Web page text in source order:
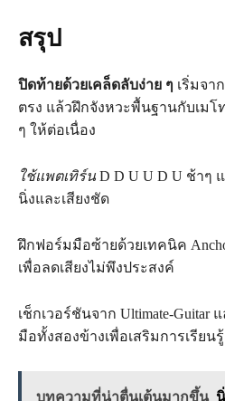
สรุป
ปิดท้ายด้วยเคล็ดลับง่าย ๆ เริ่มจา
ตรง แล้วฝึกจังหวะพื้นฐานกับเม
ๆ ให้ต่อเนื่อง
ใช้แพตเทิร์น D D U U D U ช้าๆ
นิ่งและเสียงชัด
ฝึกฟอร์มมือซ้ายด้วยเทคนิค
เพื่อลดเสียงไม่พึงประสงค์
เช็กเวอร์ชันจาก Ultimate‑Guitar
มือทั้งสองข้างเพื่อเสริมการเรียนรู้
บทความที่น่าตื่นเต้นมากขึ้น